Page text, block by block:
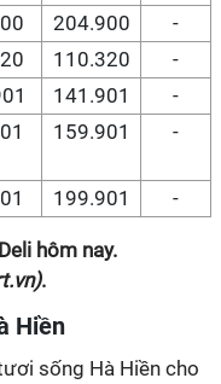
204.900
-
110.320
-
141.901
-
159.901 -
199.901 -
hôm nay.
.
Hiền
sống Hà Hiền cho